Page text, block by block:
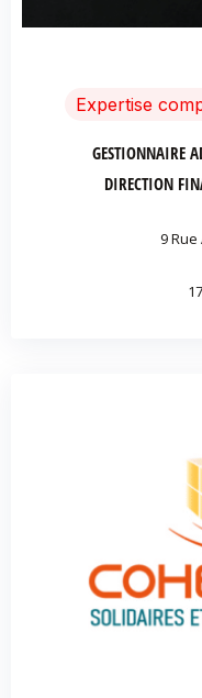
Expertise
GESTIONNAIRE
DIRECTION
9